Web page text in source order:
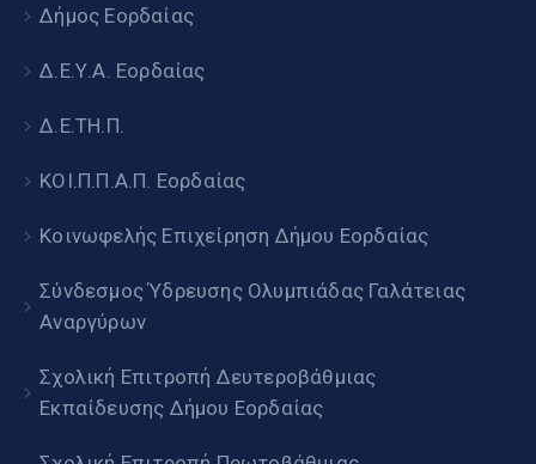
Δήμος Εορδαίας
Δ.Ε.Υ.Α. Εορδαίας
Δ.Ε.ΤΗ.Π.
ΚΟΙ.Π.Π.Α.Π. Εορδαίας
Κοινωφελής Επιχείρηση Δήμου Εορδαίας
Σύνδεσμος Ύδρευσης Ολυμπιάδας Γαλάτειας
Αναργύρων
Σχολική Επιτροπή Δευτεροβάθμιας
Εκπαίδευσης Δήμου Εορδαίας